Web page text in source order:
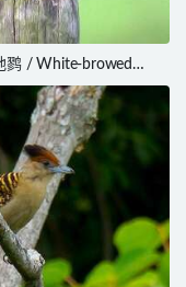
鹨 / White-browed
/ Leistes superciliaris